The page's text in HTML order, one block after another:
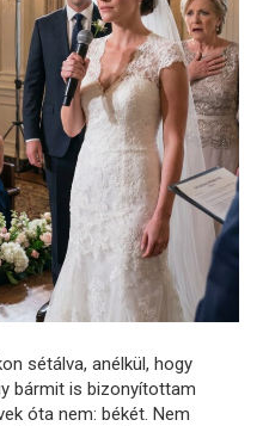
sétálva, anélkül, hogy
bármit is bizonyítottam
óta nem: békét. Nem